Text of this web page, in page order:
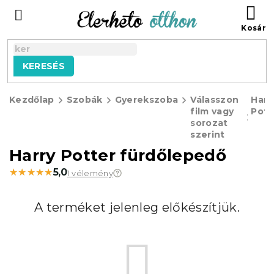
tartalomhoz
KERESÉS
Kezdőlap Szobák Gyerekszoba
Válasszon
film vagy
sorozat
szerint
Harry Potter fürdőlepedő
★★★★★
★★★★★5,01 vélemény
A terméket jelenleg előkészítjük.